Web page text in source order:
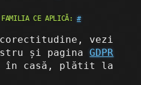
FAMILIA CE APLICĂ:#
vezi
și paginaGDPR
în casă, plătit la